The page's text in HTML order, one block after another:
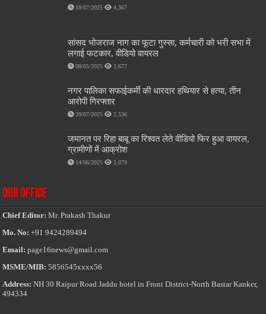
18/07/2025 4,367
सांसद भोजराज नाग का फूटा गुस्सा, कर्मचारी को भरी सभा में
लगाई फटकार, वीडियो वायरल
08/05/2025 2,677
नगर पालिका सफाईकर्मी की धारदार हथियार से हत्या, तीन
आरोपी गिरफ्तार
29/07/2025 2,536
जमानत पर रिहा बाबू का रिश्वत लेते वीडियो फिर हुआ वायरल,
ग्रामीणों में आक्रोश
14/06/2025 2,079
OUR OFFICE
Chief Editor:Mr. Prakash Thakur
Mo. No: +91 9424289494
Email: page16news@gmail.com
MSME/MIB: 5856545xxxx56
Address: NH 30 Raipur Road Jaddu hotel in Front District-North Bastar Kanker,
494334